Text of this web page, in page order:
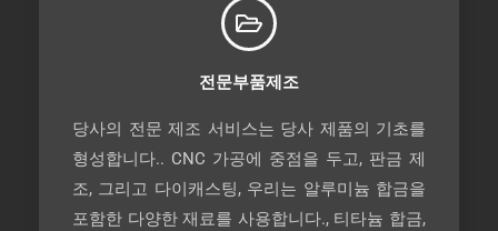
전문부품제조
당사의 전문 제조 서비스는 당사 제품의 기초를
형성합니다.. CNC 가공에 중점을 두고, 판금 제
조, 그리고 다이캐스팅, 우리는 알루미늄 합금을
포함한 다양한 재료를 사용합니다., 티타늄 합금,